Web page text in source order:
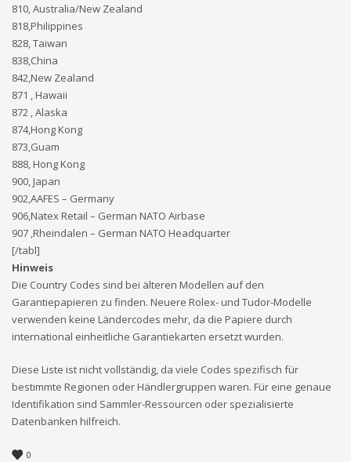
810, Australia/New Zealand
818,Philippines
828, Taiwan
838,China
842,New Zealand
871 , Hawaii
872 , Alaska
874,Hong Kong
873,Guam
888, Hong Kong
900, Japan
902,AAFES – Germany
906,Natex Retail – German NATO Airbase
907 ,Rheindalen – German NATO Headquarter
[/tabl]
Hinweis
Die Country Codes sind bei älteren Modellen auf den
Garantiepapieren zu finden. Neuere Rolex- und Tudor-Modelle
verwenden keine Ländercodes mehr, da die Papiere durch
international einheitliche Garantiekarten ersetzt wurden.
Diese Liste ist nicht vollständig, da viele Codes spezifisch für
bestimmte Regionen oder Händlergruppen waren. Für eine genaue
Identifikation sind Sammler-Ressourcen oder spezialisierte
Datenbanken hilfreich.
0